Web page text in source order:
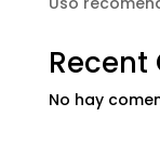
No hay